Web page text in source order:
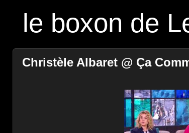
le boxon de
Christèle Albaret @ Ça